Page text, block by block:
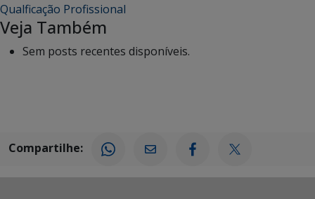
Qualficação Profissional
Veja Também
Sem posts recentes disponíveis.
Compartilhe: